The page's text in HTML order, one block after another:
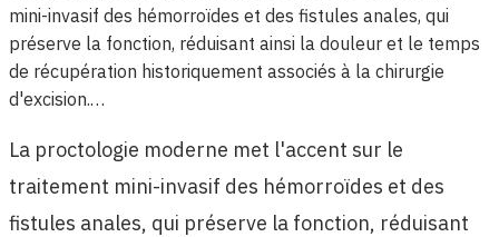
mini-invasif des hémorroïdes et des fistules anales, qui
préserve la fonction, réduisant ainsi la douleur et le temps
de récupération historiquement associés à la chirurgie
d'excision.…
La proctologie moderne met l'accent sur le
traitement mini-invasif des hémorroïdes et des
fistules anales, qui préserve la fonction, réduisant